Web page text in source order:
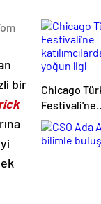
bir
Chicago
Festivali'ne
yoğun ilgi